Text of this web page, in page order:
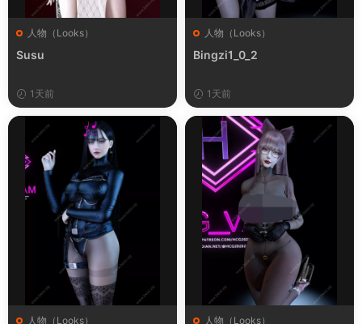
人物（Looks）
Susu
1天前
人物（Looks）
Bingzi1_0_2
1天前
人物（Looks） 人物（Looks）